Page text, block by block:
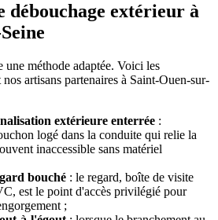
débouchage extérieur à
une méthode adaptée. Voici les
artisans partenaires à Saint-Ouen-sur-
extérieure enterrée :
logé dans la conduite qui relie la
inaccessible sans matériel
bouché : le regard, boîte de visite
est le point d'accès privilégié pour
;